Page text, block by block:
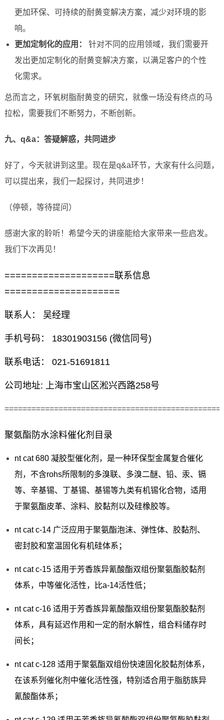
更加环保、可持续的耐黄变解决方案，减少对环境的影
响。
更加定制化的应用：
针对不同的应用领域，我们需要开
发出更加定制化的耐黄变解决方案，以满足客户的个性
化需求。
总而言之，环氧树脂耐黄变的研究，就像一场没有终点的马
拉松，需要我们不断努力，不断创新。
九、q&a：答疑解惑，共同进步
好了，今天就讲到这里。现在是q&a环节，大家有什么问题，
可以提出来，我们一起探讨，共同进步！
（停顿，等待提问）
感谢大家的聆听！希望今天的讲座能给大家带来一些启发。
我们下次再见！
====================联系信息
=====================
联系人： 吴经理
手机号码： 18301903156 (微信同号)
联系电话： 021-51691811
公司地址: 上海市宝山区淞兴西路258号
聚氨酯防水涂料催化剂目录
nt cat 680 凝胶型催化剂，是一种环保型金属复合催化
剂，不含rohs所限制的多溴联、多溴二醚、铅、汞、镉
等、辛基锡、丁基锡、基锡等九类有机锡化合物，适用
于聚氨酯皮革、涂料、胶黏剂以及硅橡胶等。
nt cat c-14 广泛应用于聚氨酯泡沫、弹性体、胶黏剂、
密封胶和室温固化有机硅体系；
nt cat c-15 适用于芳香族异氰酸酯双组份聚氨酯胶黏剂
体系，中等催化活性，比a-14活性低；
nt cat c-16 适用于芳香族异氰酸酯双组份聚氨酯胶黏剂
体系，具有延迟作用和一定的耐水解性，组合料储存时
间长；
nt cat c-128 适用于聚氨酯双组份快速固化胶黏剂体系，
在该系列催化剂中催化活性强，特别适合用于脂肪族异
氰酸酯体系；